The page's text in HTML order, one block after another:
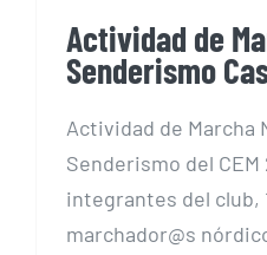
Actividad de
Senderismo
Actividad de Marcha
Senderismo del
integrantes del club,
marchador@s